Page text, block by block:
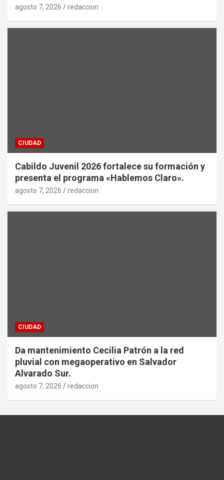
agosto 7, 2026 redaccion
CIUDAD
Cabildo Juvenil 2026 fortalece su formación y
presenta el programa «Hablemos Claro».
agosto 7, 2026 redaccion
CIUDAD
Da mantenimiento Cecilia Patrón a la red
pluvial con megaoperativo en Salvador
Alvarado Sur.
agosto 7, 2026 redaccion